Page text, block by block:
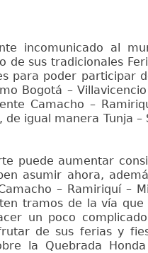
incomunicado al
de sus tradicionales
para poder participar
Bogotá –
Camacho –
igual manera Tunja –
puede aumentar
asumir ahora,
– Ramiriquí –
tramos de la vía
un poco
de sus ferias y
la Quebrada